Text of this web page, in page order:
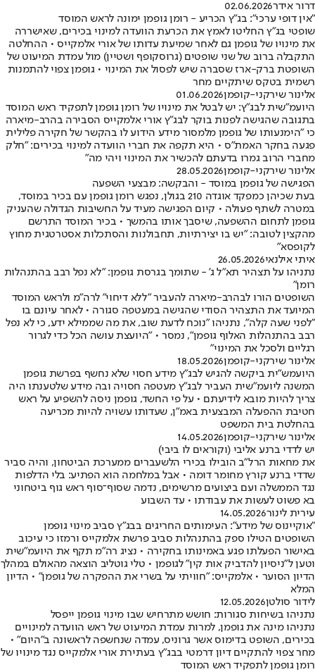
דרור אידר02.06.2026
"אין דופי ערכי": בג"ץ הכריע - רומן גופמן ימונה לראש המוסד
שופטי בג"ץ החליטו לאמץ את הכרעת הוועדה למינוי בכירים, שאישררה
את מינויו של גופמן גם לאחר שמיעת עדותו של אורי אלמקייס • ההחלטה
התקבלה ברוב של שני שופטים (גרוסקופף ושטיין) מול עמדת המיעוט של
השופטת ברק-ארז שסברה שיש לפסול את המינוי • גופמן צפוי להתמנות
רשמית בטקס שיתקיים מחר
אלינור שירקני-קופמן01.06.2026
היועמ"שית לבג"ץ: יש לבטל את מינויו של רומן גופמן לתפקיד ראש המוסד
בתגובה שהגישה לפנות בוקר לבג"ץ אורי אלמקייס הסבירה בהרב-מיארה
כי "הימנעותו של גופמן מלמסור מידע הידוע לו בהקשר של חקירה פלילית
פגעה בחקר האמת"ס • היא תקפה את חברי הוועדה למינוי בכירים: "חלק
מחברי הרוב גמרו בדעתם להכשיר את המינוי ויהי מה"
אלינור שירקני-קופמן28.05.2026
הפגישה של גופמן במוסד - והבקשה: מבצעי השפעה
בעת שכיהן כמפקד אוגדה 210 בגולן, נפגש רומן גופמן עם בכיר במוסד,
במטרה לשתף פעולה • קיום הפגישה מעיד על החשיבות הגדולה שהעניק
גופמן לתחום ההשפעה, שיסבך אותו בהמשך • בכיר המוסד התרשם
מהקצין לטובה: "יש בו יצירתיות, תחבולנות והסתכלות אסטרטגית מחוץ
לקופסא"
איתי אילנאי26.05.2026
נתניהו על תצהיר תא"ל ג' - שתומך בגרסת גופמן: "לא נפל רבב בהתנהלות
רומן"
השופטים הורו לבהרב-מיארה להעביר "ללא דיחוי" לרה"מ ולראש המוסד
המיועד את התצהיר הסודי שהגישה במעטפה סגורה • לאחר עיונם בו
"לפני שעה קלה", נתניהו "נוכח לדעת שוב, את מה שממילא ידע, כי לא נפל
רבב בהתנהלות האלוף גופמן", נמסר • "היועצת עושה הכל כדי לגרור
רגליים ולסכל את המינוי"
אלינור שירקני-קופמן18.05.2026
היועמש"ית ביקשה להגיש לבג"ץ מידע חסוי שלא נחשף בפרשת גופמן
המשנה ליועמ"שית העביר לבג"ץ מעטפה חסויה ובה מידע שלטענתו היה
צריך להיות מובא לידיעתם • על פי החשד, גופמן ניסה להשפיע על ראש
חטיבת ההפעלה המבצעית באמ"ן, שעדותו עשויה להיות מכריעה
בהחלטת בית המשפט
אלינור שירקני-קופמן14.05.2026
יש לדדי ברנע אליבי (וקוראים לו ביבי)
את מחאות הרל"ב הובילו בכירי הלשעברים ממערכת הביטחון, והיה סביר
שדדי ברנע קורץ מחומר דומה • אבל במלחמה הוא הפתיע: בלי הדלפות
נגד הממשלה ועם ביצועים מרשימים, נדמה שסוף־סוף ראש גוף ביטחוני
בא פשוט לעשות את עבודתו • עד השבוע
עירית לינור14.05.2026
"אוקיינוס של מידע": העימותים החריגים בבג"ץ סביב מינוי גופמן
השופטים הטילו ספק בהתנהלות סביב פרשת אלמקייס ורמזו כי עיכוב
באישור הפעלתו פגע באמינותו בחקירה • נציג רה"מ תקף את היועמ"שית
וטען ל"ניסיון להדביק אות קין" לגופמן • טלי גוטליב הוצאה מהאולם במהלך
הדיון הסוער • אלמקייס: "חוויתי על בשרי את ההפקרה של גופמן" • הדיון
המלא
לידור סולטן12.05.2026
נתניהו בשיחות סגורות: חושש מתרחיש שבו מינוי גופמן ייפסל
נתניהו מינה את גופמן, למרות עמדת המיעוט של ראש הוועדה למינויים
בכירים, השופט בדימוס אשר גרוניס, עמדה שנחשפה לראשונה ב"היום" •
מחר צפוי להתקיים דיון דרמטי בבג"ץ בעתירת אורי אלמקייס נגד מינויו של
רומן גופמן לתפקיד ראש המוסד